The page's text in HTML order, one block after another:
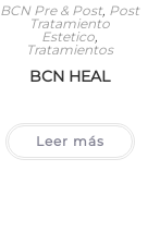
BCN Pre & Post, Post
Tratamiento
Estetico,
Tratamientos
BCN HEAL
Leer más